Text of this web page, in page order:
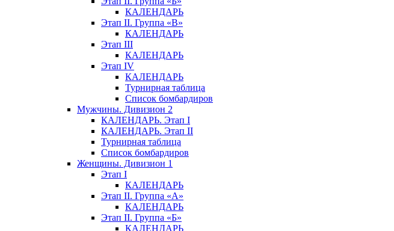
КАЛЕНДАРЬ
Этап II. Группа «В»
КАЛЕНДАРЬ
Этап III
КАЛЕНДАРЬ
Этап IV
КАЛЕНДАРЬ
Турнирная таблица
Список бомбардиров
Мужчины. Дивизион 2
КАЛЕНДАРЬ. Этап I
КАЛЕНДАРЬ. Этап II
Турнирная таблица
Список бомбардиров
Женщины. Дивизион 1
Этап I
КАЛЕНДАРЬ
Этап II. Группа «А»
КАЛЕНДАРЬ
Этап II. Группа «Б»
КАЛЕНДАРЬ